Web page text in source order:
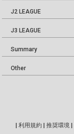
J2 LEAGUE
J3 LEAGUE
Summary
Other
利用規約 推奨環境